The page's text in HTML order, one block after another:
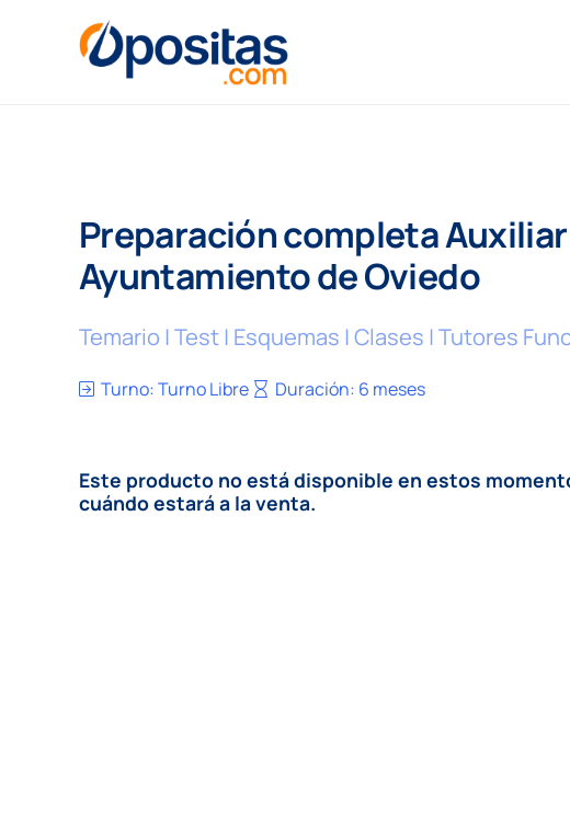
Preparación completa
Ayuntamiento de Oviedo
Temario | Test | Esquemas | Clases | Tutores
Turno:Turno Libre Duración: 6 meses
Este producto no está disponible en estos
cuándo estará a la venta.